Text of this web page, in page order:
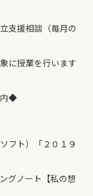
援相談（毎月の
授業を行います
◆
ト）「２０１９
ノート【私の想